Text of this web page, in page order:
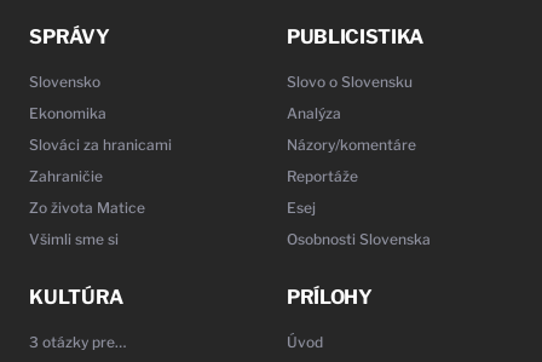
SPRÁVY
Slovensko
Ekonomika
Slováci za hranicami
Zahraničie
Zo života Matice
Všimli sme si
PUBLICISTIKA
Slovo o Slovensku
Analýza
Názory/komentáre
Reportáže
Esej
Osobnosti Slovenska
KULTÚRA
3 otázky pre…
PRÍLOHY
Úvod